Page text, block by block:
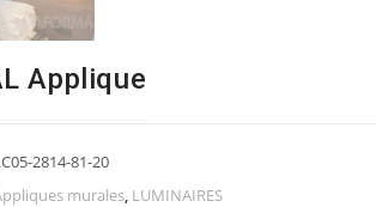
Applique
2814-81-20
murales, LUMINAIRES